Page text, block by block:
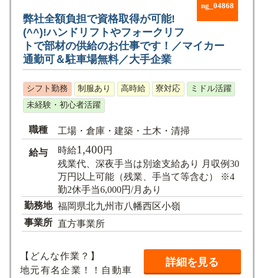
ng_04868
弊社全額負担で資格取得が可能!
(^^)!ハンドリフトやフォークリフ
トで部材の供給のお仕事です！／マイカー
通勤可＆駐車場無料／大手企業
シフト勤務 制服あり 高時給 寮対応
ミドル活躍
未経験・初心者活躍
職種 工場・倉庫・建築・土木・清掃
給与 時給1,400円
残業代、深夜手当は別途支給あり 月収例30
万円以上可能（残業、手当て等含む） ※4
勤2休手当6,000円/月あり
勤務地 福岡県北九州市八幡西区小嶺
事業所 直方事業所
【どんな作業？】
地元有名企業！！自動車
詳細を見る